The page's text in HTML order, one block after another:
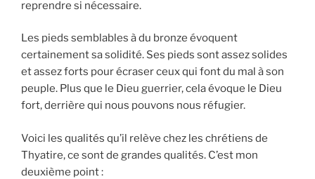
reprendre si nécessaire.
Les pieds semblables à du bronze évoquent
certainement sa solidité. Ses pieds sont assez solides
et assez forts pour écraser ceux qui font du mal à son
peuple. Plus que le Dieu guerrier, cela évoque le Dieu
fort, derrière qui nous pouvons nous réfugier.
Voici les qualités qu’il relève chez les chrétiens de
Thyatire, ce sont de grandes qualités. C’est mon
deuxième point :